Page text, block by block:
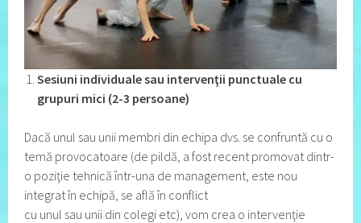
Sesiuni individuale sau intervenţii punctuale cu
grupuri mici (2-3 persoane)
Dacă unul sau unii membri din echipa dvs. se confruntă cu o
temă provocatoare (de pildă, a fost recent promovat dintr-
o poziţie tehnică într-una de management, este nou
integrat în echipă, se află în conflict
cu unul sau unii din colegi etc), vom crea o intervenţie